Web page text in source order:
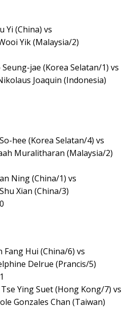
Yi (China) vs
Yik (Malaysia/2)
jae (Korea Selatan/1) vs
Joaquin (Indonesia)
hee (Korea Selatan/4) vs
Muralitharan (Malaysia/2)
Ning (China/1) vs
Xian (China/3)
Fang Hui (China/6) vs
Delrue (Prancis/5)
Ying Suet (Hong Kong/7) vs
Gonzales Chan (Taiwan)